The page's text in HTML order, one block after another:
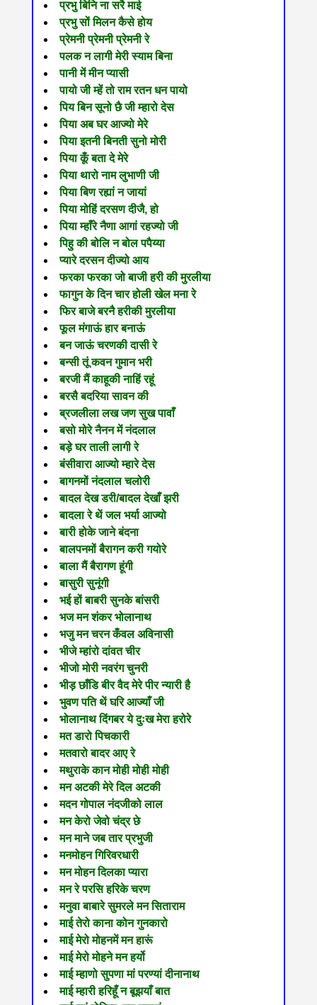
प्रभु बिनि ना सरै माई
प्रभु सों मिलन कैसे होय
प्रेमनी प्रेमनी प्रेमनी रे
पलक न लागी मेरी स्याम बिना
पानी में मीन प्यासी
पायो जी म्हें तो राम रतन धन पायो
पिय बिन सूनो छै जी म्हारो देस
पिया अब घर आज्यो मेरे
पिया इतनी बिनती सुनो मोरी
पिया कूँ बता दे मेरे
पिया थारो नाम लुभाणी जी
पिया बिण रह्यां न जायां
पिया मोहिं दरसण दीजै, हो
पिया म्हाँरे नैणा आगां रहज्यो जी
पिहु की बोलि न बोल पपैय्या
प्यारे दरसन दीज्यो आय
फरका फरका जो बाजी हरी की मुरलीया
फागुन के दिन चार होली खेल मना रे
फिर बाजे बरनै हरीकी मुरलीया
फूल मंगाऊं हार बनाऊं
बन जाऊं चरणकी दासी रे
बन्सी तूं कवन गुमान भरी
बरजी मैं काहूकी नाहिं रहूं
बरसै बदरिया सावन की
ब्रजलीला लख जण सुख पावाँ
बसो मोरे नैनन में नंदलाल
बड़े घर ताली लागी रे
बंसीवारा आज्यो म्हारे देस
बागनमों नंदलाल चलोरी
बादल देख डरी/बादल देखाँ झरी
बादला रे थें जल भर्या आज्यो
बारी होके जाने बंदना
बालपनमों बैरागन करी गयोरे
बाला मैं बैरागण हूंगी
बासुरी सुनूंगी
भई हों बाबरी सुनके बांसरी
भज मन शंकर भोलानाथ
भजु मन चरन कँवल अविनासी
भीजे म्हांरो दांवत चीर
भीजो मोरी नवरंग चुनरी
भीड़ छाँडि बीर वैद मेरे पीर न्यारी है
भुवण पति थें घरि आज्याँ जी
भोलानाथ दिंगबर ये दुःख मेरा हरोरे
मत डारो पिचकारी
मतवारो बादर आए रे
मथुराके कान मोही मोही मोही
मन अटकी मेरे दिल अटकी
मदन गोपाल नंदजीको लाल
मन केरो जेवो चंद्र छे
मन माने जब तार प्रभुजी
मनमोहन गिरिवरधारी
मन मोहन दिलका प्यारा
मन रे परसि हरिके चरण
मनुवा बाबारे सुमरले मन सिताराम
माई तेरो काना कोन गुनकारो
माई मेरो मोहनमें मन हारूं
माई मेरो मोहने मन हर्यो
माई म्हाणो सुपणा मां परण्यां दीनानाथ
माई म्हारी हरिहूँ न बूझयाँ बात